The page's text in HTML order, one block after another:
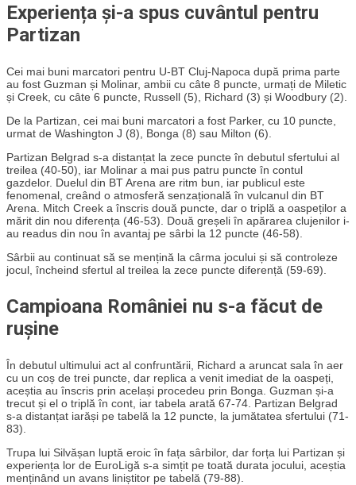
Experiența și-a spus cuvântul pentru
Partizan
Cei mai buni marcatori pentru U-BT Cluj-Napoca după prima parte
au fost Guzman și Molinar, ambii cu câte 8 puncte, urmați de Miletic
și Creek, cu câte 6 puncte, Russell (5), Richard (3) și Woodbury (2).
De la Partizan, cei mai buni marcatori a fost Parker, cu 10 puncte,
urmat de Washington J (8), Bonga (8) sau Milton (6).
Partizan Belgrad s-a distanțat la zece puncte în debutul sfertului al
treilea (40-50), iar Molinar a mai pus patru puncte în contul
gazdelor. Duelul din BT Arena are ritm bun, iar publicul este
fenomenal, creând o atmosferă senzațională în vulcanul din BT
Arena. Mitch Creek a înscris două puncte, dar o triplă a oaspeților a
mărit din nou diferența (46-53). Două greșeli în apărarea clujenilor i-
au readus din nou în avantaj pe sârbi la 12 puncte (46-58).
Sârbii au continuat să se mențină la cârma jocului și să controleze
jocul, încheind sfertul al treilea la zece puncte diferență (59-69).
Campioana României nu s-a făcut de
rușine
În debutul ultimului act al confruntării, Richard a aruncat sala în aer
cu un coș de trei puncte, dar replica a venit imediat de la oaspeți,
aceștia au înscris prin același procedeu prin Bonga. Guzman și-a
trecut și el o triplă în cont, iar tabela arată 67-74. Partizan Belgrad
s-a distanțat iarăși pe tabelă la 12 puncte, la jumătatea sfertului (71-
83).
Trupa lui Silvășan luptă eroic în fața sârbilor, dar forța lui Partizan și
experiența lor de EuroLigă s-a simțit pe toată durata jocului, aceștia
menținând un avans liniștitor pe tabelă (79-88).